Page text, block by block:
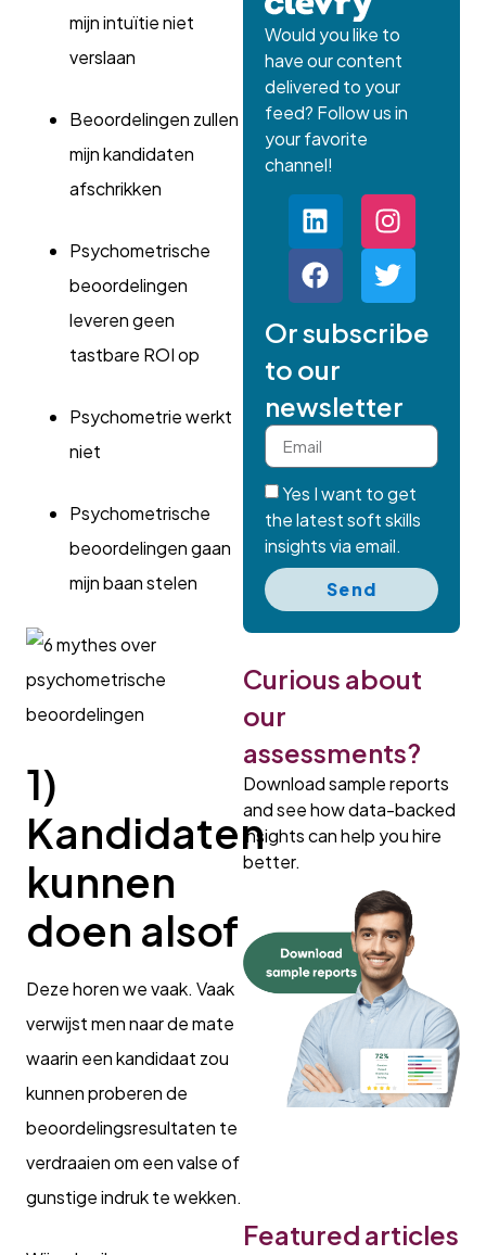
mijn intuïtie niet
verslaan
Beoordelingen zullen
mijn kandidaten
afschrikken
Psychometrische
beoordelingen
leveren geen
tastbare ROI op
Psychometrie werkt
niet
Psychometrische
beoordelingen gaan
mijn baan stelen
1)
Kandidaten
kunnen
doen alsof
Deze horen we vaak. Vaak
verwijst men naar de mate
waarin een kandidaat zou
kunnen proberen de
beoordelingsresultaten te
verdraaien om een valse of
gunstige indruk te wekken.
Would you like to
have our content
delivered to your
feed? Follow us in
your favorite
channel!
Or subscribe
to our
newsletter
Yes I want to get
the latest soft skills
insights via email.
Send
Curious about
our
assessments?
Download sample reports
and see how data-backed
insights can help you hire
better.
Featured articles